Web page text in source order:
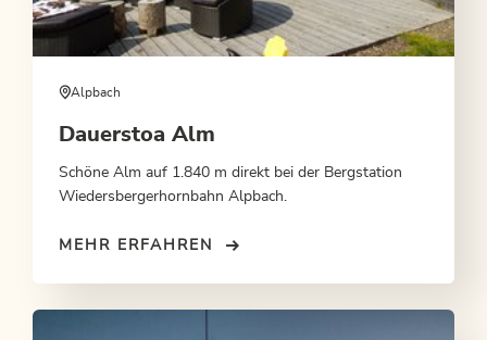
Alpbach
Dauerstoa Alm
Schöne Alm auf 1.840 m direkt bei der Bergstation
Wiedersbergerhornbahn Alpbach.
MEHR ERFAHREN